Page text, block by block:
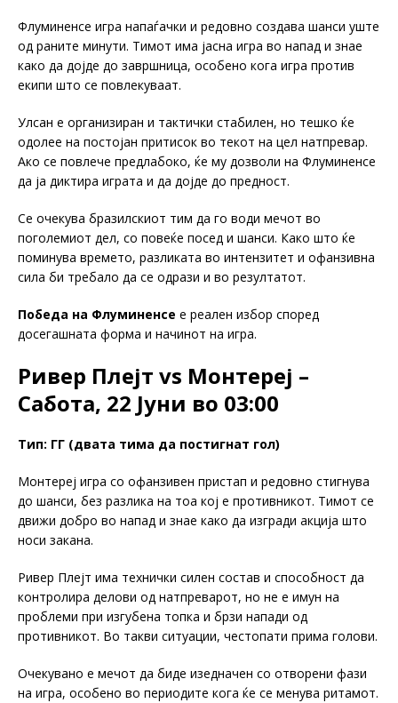
Флуминенсе игра напаѓачки и редовно создава шанси уште
од раните минути. Тимот има јасна игра во напад и знае
како да дојде до завршница, особено кога игра против
екипи што се повлекуваат.
Улсан е организиран и тактички стабилен, но тешко ќе
одолее на постојан притисок во текот на цел натпревар.
Ако се повлече предлабоко, ќе му дозволи на Флуминенсе
да ја диктира играта и да дојде до предност.
Се очекува бразилскиот тим да го води мечот во
поголемиот дел, со повеќе посед и шанси. Како што ќе
поминува времето, разликата во интензитет и офанзивна
сила би требало да се одрази и во резултатот.
Победа на Флуминенсе е реален избор според
досегашната форма и начинот на игра.
Ривер Плејт vs Монтереј –
Сабота, 22 Јуни во 03:00
Тип: ГГ (двата тима да постигнат гол)
Монтереј игра со офанзивен пристап и редовно стигнува
до шанси, без разлика на тоа кој е противникот. Тимот се
движи добро во напад и знае како да изгради акција што
носи закана.
Ривер Плејт има технички силен состав и способност да
контролира делови од натпреварот, но не е имун на
проблеми при изгубена топка и брзи напади од
противникот. Во такви ситуации, честопати прима голови.
Очекувано е мечот да биде изедначен со отворени фази
на игра, особено во периодите кога ќе се менува ритамот.